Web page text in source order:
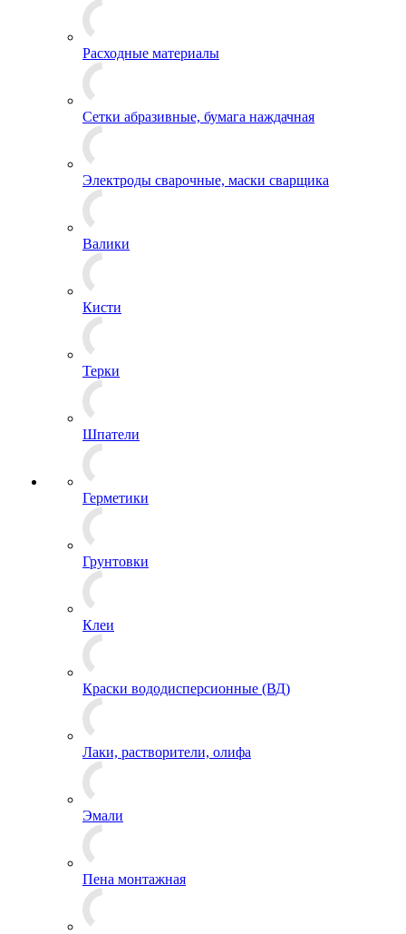
Расходные материалы
Сетки абразивные, бумага наждачная
Электроды сварочные, маски сварщика
Валики
Кисти
Терки
Шпатели
Герметики
Грунтовки
Клеи
Краски вододисперсионные (ВД)
Лаки, растворители, олифа
Эмали
Пена монтажная